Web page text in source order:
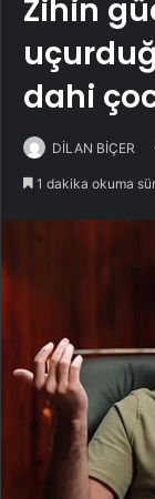
Zihin
dahi
DİLAN BİÇER
1 dakika okuma